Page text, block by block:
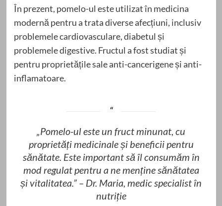
În prezent, pomelo-ul este utilizat în medicina
modernă pentru a trata diverse afecțiuni, inclusiv
problemele cardiovasculare, diabetul și
problemele digestive. Fructul a fost studiat și
pentru proprietățile sale anti-cancerigene și anti-
inflamatoare.
„Pomelo-ul este un fruct minunat, cu
proprietăți medicinale și beneficii pentru
sănătate. Este important să îl consumăm în
mod regulat pentru a ne menține sănătatea
și vitalitatea.” – Dr. Maria, medic specialist în
nutriție